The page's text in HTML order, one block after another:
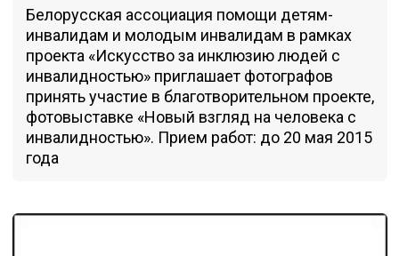
Белорусская ассоциация помощи детям-
инвалидам и молодым инвалидам в рамках
проекта «Искусство за инклюзию людей с
инвалидностью» приглашает фотографов
принять участие в благотворительном проекте,
фотовыставке «Новый взгляд на человека с
инвалидностью». Прием работ: до 20 мая 2015
года